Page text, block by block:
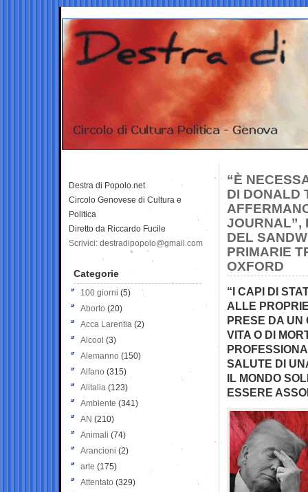
“È
DI DONALD
JOURNAL”,
DEL
PRIMARIE
OXFORD
“I CAPI DI
ALLE
PRESE DA UN
VITA O DI
SALUTE DI
IL MONDO
ESSERE
Destra di Popolo.net
Circolo Genovese di Cultura e
Politica
Diretto da Riccardo Fucile
Scrivici: destradipopolo@gmail.com
Categorie
100 giorni (5)
Aborto (20)
Acca Larentia (2)
Alcool (3)
Alemanno (150)
Alfano (315)
Alitalia (123)
Ambiente (341)
AN (210)
Animali (74)
Arancioni (2)
arte (175)
Attentato (329)